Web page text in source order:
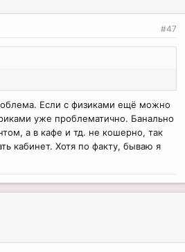
#47
Если с физиками ещё можно
уже проблематично. Банально
а в кафе и тд. не кошерно, так
кабинет. Хотя по факту, бываю я